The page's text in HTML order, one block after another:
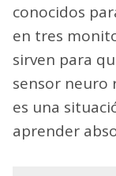
conocidos
en tres
sirven para
sensor neuro
es una
aprender